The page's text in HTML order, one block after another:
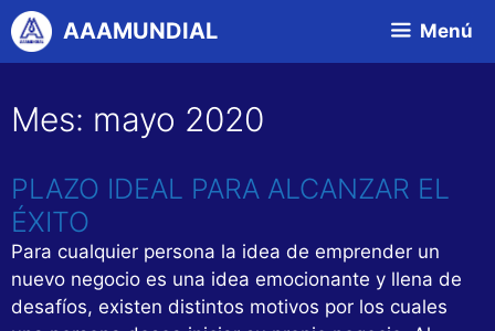
Saltar
al
contenido
AAAMUNDIAL Menú
Mes: mayo 2020
PLAZO IDEAL PARA ALCANZAR EL
ÉXITO
Para cualquier persona la idea de emprender un
nuevo negocio es una idea emocionante y llena de
desafíos, existen distintos motivos por los cuales